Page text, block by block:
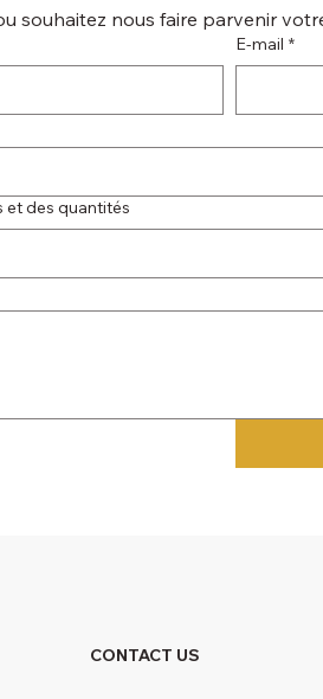
souhaitez nous faire parvenir
E‑mail *
et des quantités
CONTACT US